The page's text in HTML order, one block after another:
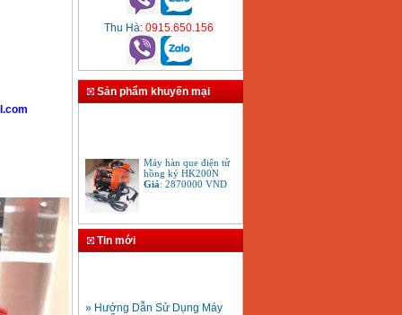
Thu Hà: 0915.650.156
Sản phẩm khuyến mại
hồng ký HK200N
Giá: 2870000VND
Tay cắt mỏ cắt đèn cắt
Tin mới
Hàn Ống Nhựa HDPE